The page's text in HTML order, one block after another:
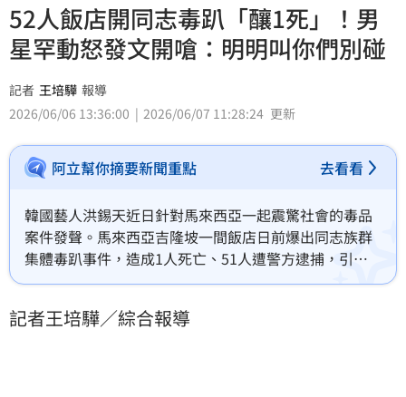
52人飯店開同志毒趴「釀1死」！男
星罕動怒發文開嗆：明明叫你們別碰
記者 王培驊 報導
2026/06/06 13:36:00
2026/06/07 11:28:24 更新
阿立幫你摘要新聞重點 去看看
韓國藝人洪錫天近日針對馬來西亞一起震驚社會的毒品
案件發聲。馬來西亞吉隆坡一間飯店日前爆出同志族群
集體毒趴事件，造成1人死亡、51人遭警方逮捕，引發
外界高度關注。消息曝光後，身為韓國演藝圈首位公開
告：「我明明就說過不要這樣做！」
記者王培驊／綜合報導